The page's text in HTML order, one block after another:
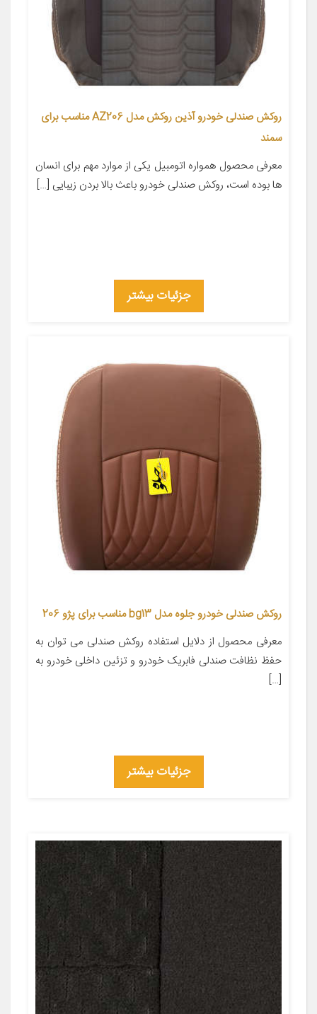
روکش صندلی خودرو آذین روکش مدل AZ206 مناسب برای
سمند
معرفی محصول همواره اتومبیل یکی از موارد مهم برای انسان
ها بوده است، روکش صندلی خودرو باعث بالا بردن زیبایی […]
جزئیات بیشتر
روکش صندلی خودرو جلوه مدل bg13 مناسب برای پژو 206
معرفی محصول از دلایل استفاده روکش صندلی می توان به
حفظ نظافت صندلی فابریک خودرو و تزئین داخلی خودرو به
[…]
جزئیات بیشتر